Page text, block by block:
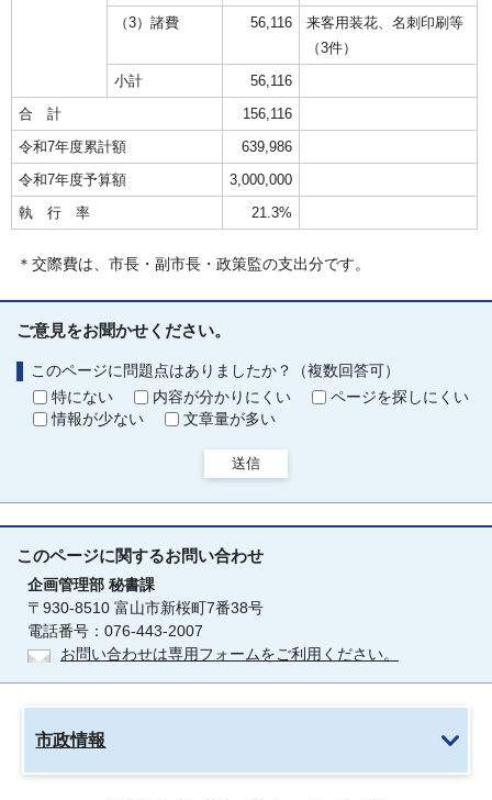
（3）諸費
56,116
来客用装花、名刺印刷等
（3件）
小計
56,116
合 計
156,116
令和7年度累計額
639,986
令和7年度予算額
3,000,000
執 行 率
21.3%
＊交際費は、市長・副市長・政策監の支出分です。
ご意見をお聞かせください。
このページに問題点はありましたか？（複数回答可）
特にない
内容が分かりにくい
ページを探しにくい
情報が少ない
文章量が多い
送信
このページに関するお問い合わせ
企画管理部 秘書課
〒930-8510 富山市新桜町7番38号
電話番号：076-443-2007
お問い合わせは専用フォームをご利用ください。
市政情報